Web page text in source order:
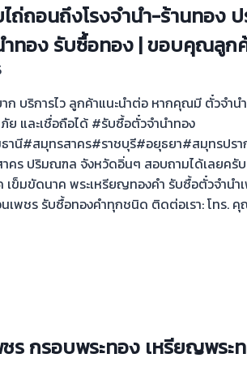
ถ่ถอนถึงโรงจำนำ-ร้านทอง
ำทอง รับซื้อทอง | ขอบคุณลู
ก บริการไว ลูกค้าแนะนำต่อ หากคุณมี ตั๋วจำน
ย และเชื่อถือได้ #รับซื้อตั๋วจำนำทอง
#สมุทรสาคร#ราชบุรี#อยุธยา#สมุทรปรา
คร ปริมณฑล จังหวัดอิ่นๆ สอบถามได้เลยครั
ข็มขัดนาค พระเหรียญทองคำ รับซื้อตั๋วจำนำ
เพชร รับซื้อทองคำทุกชนิด ติดต่อเรา: โทร.
ร กรอบพระทอง เหรียญพระ